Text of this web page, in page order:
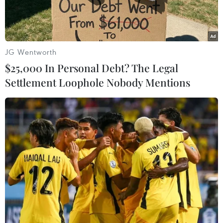
Một siêu thị ở Seoul, Hàn Quốc, ngày 17/7/2019. (Ảnh:
AFP/TTXVN)
Bộ Tư pháp Hàn Quốc ngày 18/11 công bố chính
sách thị thực được điều chỉnh nhằm nới lỏng
quy định đối với lao động nước ngoài làm việc
JG Wentworth
$25,000 In Personal Debt? The Legal
Settlement Loophole Nobody Mentions